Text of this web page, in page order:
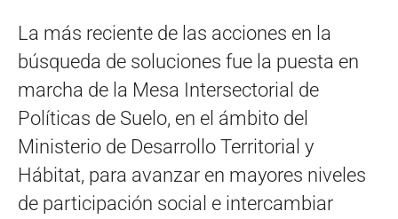
La más reciente de las acciones en la
búsqueda de soluciones fue la puesta en
marcha de la Mesa Intersectorial de
Políticas de Suelo, en el ámbito del
Ministerio de Desarrollo Territorial y
Hábitat, para avanzar en mayores niveles
de participación social e intercambiar